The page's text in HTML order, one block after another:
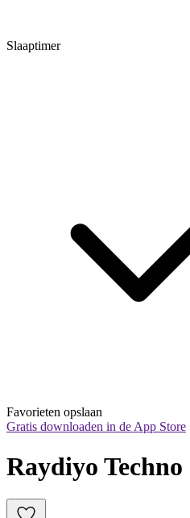
Slaaptimer
Favorieten opslaan
Gratis downloaden in de App Store
Raydiyo Techno